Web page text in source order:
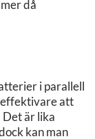
då
i parallell
effektivare att
Det är lika
kan man